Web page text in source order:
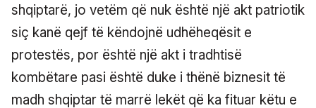
shqiptarë, jo vetëm që nuk është një akt patriotik
siç kanë qejf të këndojnë udhëheqësit e
protestës, por është një akt i tradhtisë
kombëtare pasi është duke i thënë biznesit të
madh shqiptar të marrë lekët që ka fituar këtu e